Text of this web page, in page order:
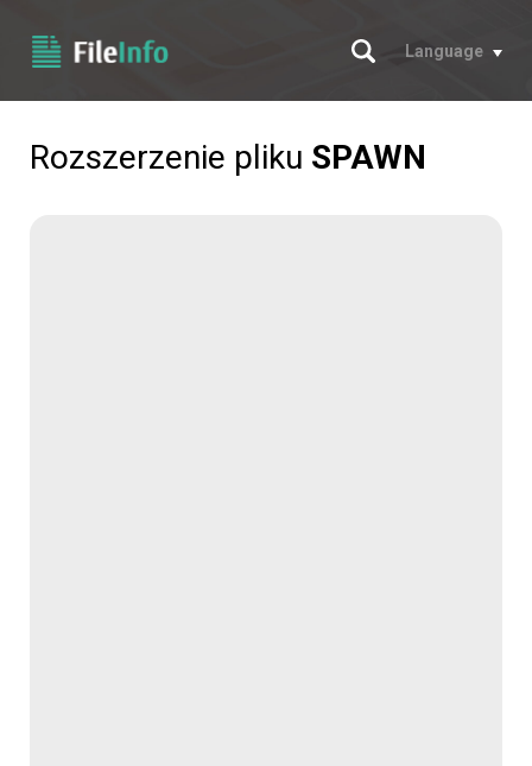
Szukaj
Language
Rozszerzenie pliku SPAWN